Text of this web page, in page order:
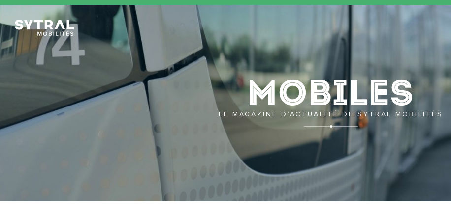
TCL Sytral
Mobiles
LE MAGAZINE D’ACTUALITÉ DE SYTRAL MOBILITÉS